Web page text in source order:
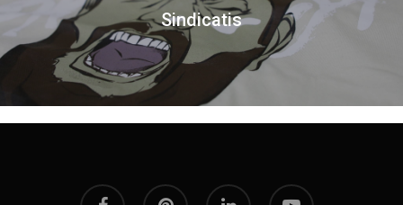
Sindicatis
facebook pinterest linkedin youtube